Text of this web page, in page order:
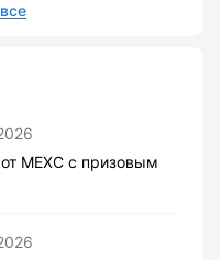
MEXC с призовым